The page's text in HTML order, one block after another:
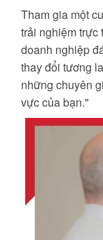
Tham gia một
trải nghiệm trực
doanh nghiệp
thay đổi tương
những chuyên
vực của bạn."